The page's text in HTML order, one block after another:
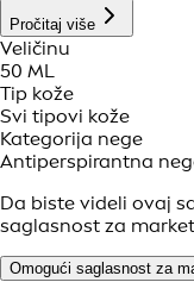
Pročitaj više
Veličinu
50 ML
Tip kože
Svi tipovi kože
Kategorija nege
Antiperspirantna
Da biste videli ovaj
saglasnost za
Omogući saglasnost za